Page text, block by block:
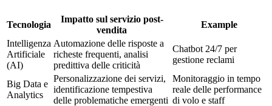
Tecnologia
Impatto sul servizio post-
vendita
Example
Intelligenza
Artificiale
(AI)
Automazione delle risposte a
richeste frequenti, analisi
predittiva delle criticità
Chatbot 24/7 per
gestione reclami
Big Data e
Analytics
Personalizzazione dei servizi,
identificazione tempestiva
delle problematiche emergenti
Monitoraggio in tempo
reale delle performance
di volo e staff